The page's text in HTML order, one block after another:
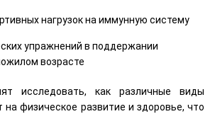
нагрузок на иммунную систему
упражнений в поддержании
возрасте
исследовать, как различные виды
на физическое развитие и здоровье, что